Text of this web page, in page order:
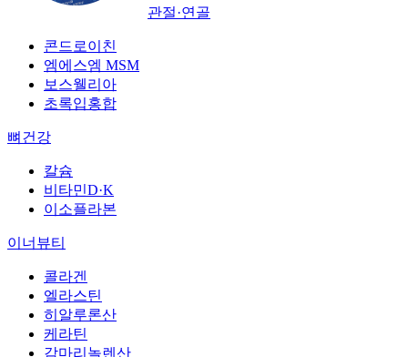
관절·연골
콘드로이친
엠에스엠 MSM
보스웰리아
초록입홍합
뼈건강
칼슘
비타민D·K
이소플라본
이너뷰티
콜라겐
엘라스틴
히알루론산
케라틴
감마리놀렌산